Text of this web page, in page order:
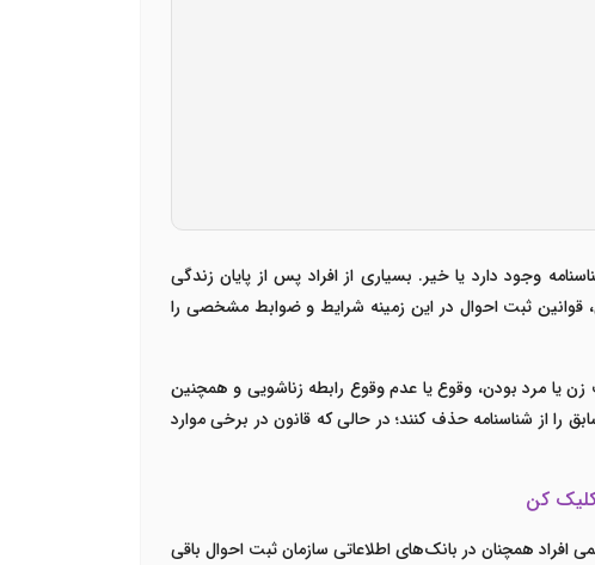
وجود دارد یا خیر. بسیاری از افراد پس از پایان زندگی
قوانین ثبت احوال در این زمینه شرایط و ضوابط مشخصی را
یا مرد بودن، وقوع یا عدم وقوع رابطه زناشویی و همچنین
از شناسنامه حذف کنند؛ در حالی که قانون در برخی موارد
کن
همچنان در بانک‌های اطلاعاتی سازمان ثبت احوال باقی